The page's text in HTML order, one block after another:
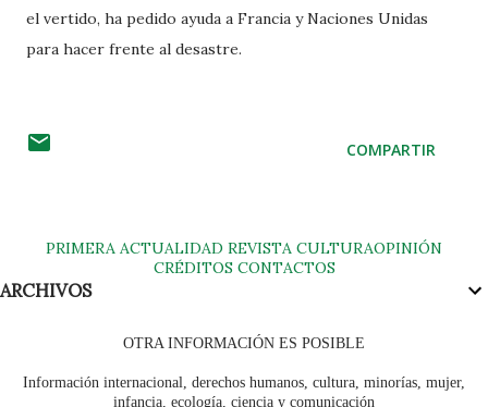
el vertido, ha pedido ayuda a Francia y Naciones Unidas
para hacer frente al desastre.
COMPARTIR
PRIMERA ACTUALIDAD REVISTA CULTURAOPINIÓN
CRÉDITOSCONTACTOS
ARCHIVOS
OTRA INFORMACIÓN ES POSIBLE
Información internacional, derechos humanos, cultura, minorías, mujer,
infancia, ecología, ciencia y comunicación